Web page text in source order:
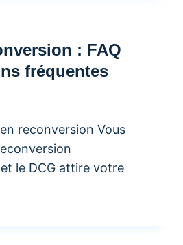
: FAQ
fréquentes
reconversion Vous
le DCG attire votre